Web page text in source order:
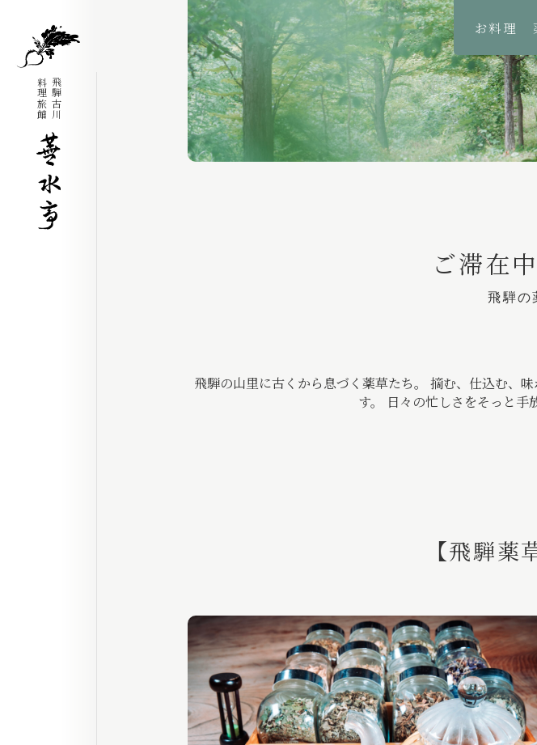
飛騨古川
料理旅館
お料理
ご滞在
飛騨の
飛騨の山里に古くから息づく薬草たち。 摘む、仕込む、
す。 日々の忙しさをそっと手
【飛騨薬